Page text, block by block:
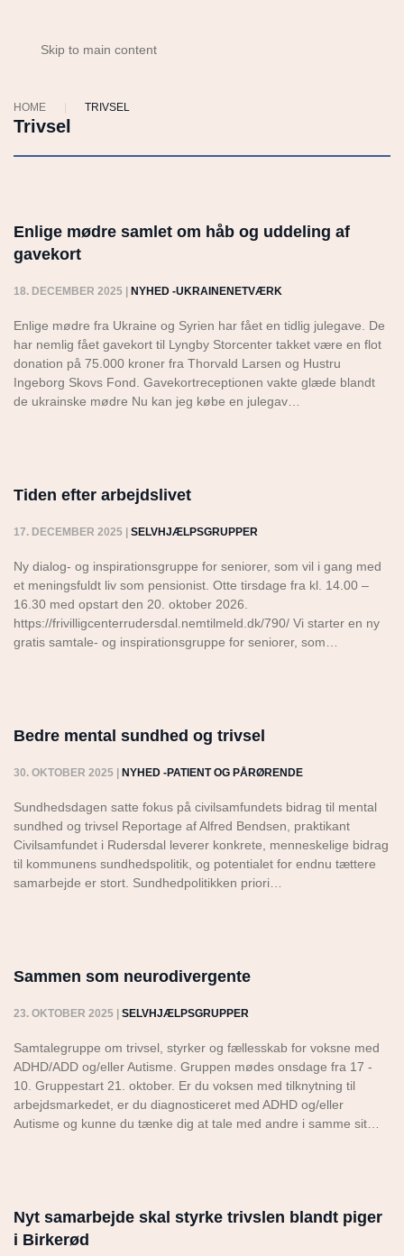
Skip to main content
HOME TRIVSEL
Trivsel
Enlige mødre samlet om håb og uddeling af
gavekort
18. DECEMBER 2025 NYHED -UKRAINENETVÆRK
Enlige mødre fra Ukraine og Syrien har fået en tidlig julegave. De
har nemlig fået gavekort til Lyngby Storcenter takket være en flot
donation på 75.000 kroner fra Thorvald Larsen og Hustru
Ingeborg Skovs Fond. Gavekortreceptionen vakte glæde blandt
de ukrainske mødre Nu kan jeg købe en julegav…
Tiden efter arbejdslivet
17. DECEMBER 2025 SELVHJÆLPSGRUPPER
Ny dialog- og inspirationsgruppe for seniorer, som vil i gang med
et meningsfuldt liv som pensionist. Otte tirsdage fra kl. 14.00 –
16.30 med opstart den 20. oktober 2026.
https://frivilligcenterrudersdal.nemtilmeld.dk/790/ Vi starter en ny
gratis samtale- og inspirationsgruppe for seniorer, som…
Bedre mental sundhed og trivsel
30. OKTOBER 2025 NYHED -PATIENT OG PÅRØRENDE
Sundhedsdagen satte fokus på civilsamfundets bidrag til mental
sundhed og trivsel Reportage af Alfred Bendsen, praktikant
Civilsamfundet i Rudersdal leverer konkrete, menneskelige bidrag
til kommunens sundhedspolitik, og potentialet for endnu tættere
samarbejde er stort. Sundhedpolitikken priori…
Sammen som neurodivergente
23. OKTOBER 2025 SELVHJÆLPSGRUPPER
Samtalegruppe om trivsel, styrker og fællesskab for voksne med
ADHD/ADD og/eller Autisme. Gruppen mødes onsdage fra 17 -
10. Gruppestart 21. oktober. Er du voksen med tilknytning til
arbejdsmarkedet, er du diagnosticeret med ADHD og/eller
Autisme og kunne du tænke dig at tale med andre i samme sit…
Nyt samarbejde skal styrke trivslen blandt piger
i Birkerød